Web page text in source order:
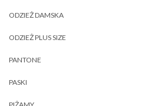
ODZIEŻ DAMSKA
ODZIEŻ PLUS SIZE
PANTONE
PASKI